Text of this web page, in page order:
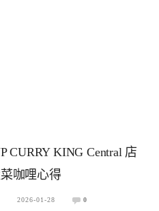
CURRY KING Central 店
咖哩心得
2026-01-28 0